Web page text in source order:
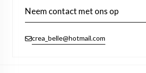
Neem contact met ons op
crea_belle@hotmail.com